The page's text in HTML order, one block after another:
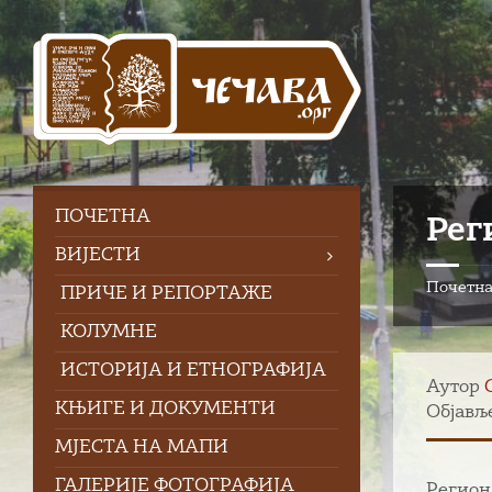
Skip
content
Skip
left
sidebar
Skip
footer
Почетна
Аутор
ПOЧЕТНА
ВИЈЕСТИ
ПРИЧЕ И РЕПОРТАЖЕ
КОЛУМНЕ
ИСТОРИЈА И ЕТНОГРАФИЈА
КЊИГЕ И ДОКУМЕНТИ
МЈЕСТА НА МАПИ
ГАЛЕРИЈЕ ФОТОГРАФИЈА